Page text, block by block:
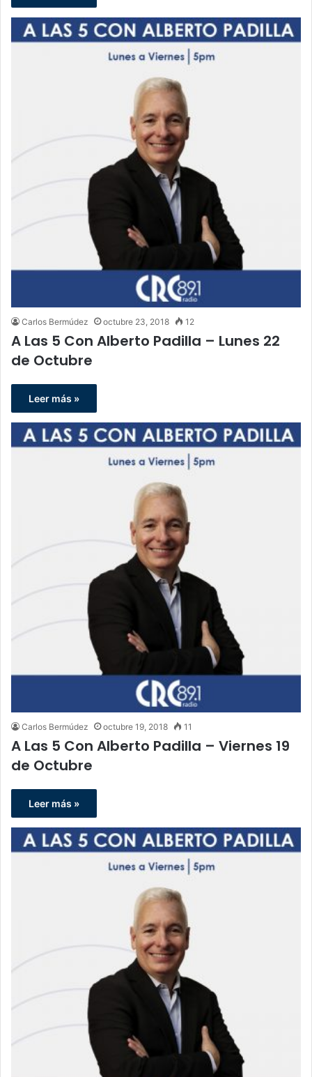
Carlos Bermúdez octubre 23, 2018 12
A Las 5 Con Alberto Padilla – Lunes 22
de Octubre
Leer más »
Carlos Bermúdez octubre 19, 2018 11
A Las 5 Con Alberto Padilla – Viernes 19
de Octubre
Leer más »